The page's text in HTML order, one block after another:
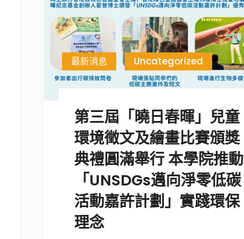
最新消息 Uncategorized
第三屆「曉日春暉」兒童
環境徵文及繪畫比賽頒獎
典禮圓滿舉行 本學院推動
「UNSDGs邁向淨零低碳
活動嘉許計劃」實踐環保
理念